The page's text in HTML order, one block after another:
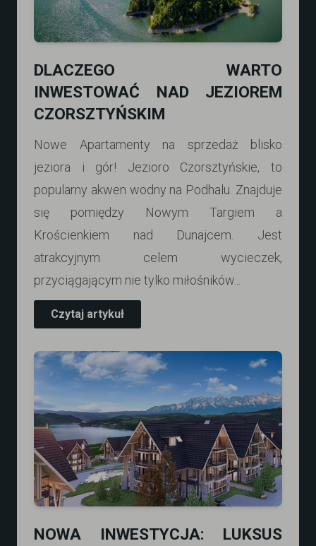
DLACZEGO WARTO
INWESTOWAĆ NAD JEZIOREM
CZORSZTYŃSKIM
Nowe Apartamenty na sprzedaż blisko
jeziora i gór! Jezioro Czorsztyńskie, to
popularny akwen wodny na Podhalu. Znajduje
się pomiędzy Nowym Targiem a
Krościenkiem nad Dunajcem. Jest
atrakcyjnym celem wycieczek,
przyciągającym nie tylko miłośników...
Czytaj artykuł
NOWA INWESTYCJA: LUKSUS